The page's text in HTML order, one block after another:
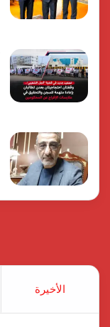
الأخيرة